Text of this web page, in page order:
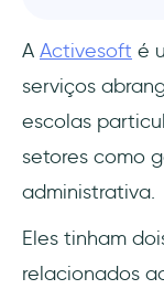
A Activesoft é
serviços
escolas
setores como
administrativa.
Eles tinham
relacionados